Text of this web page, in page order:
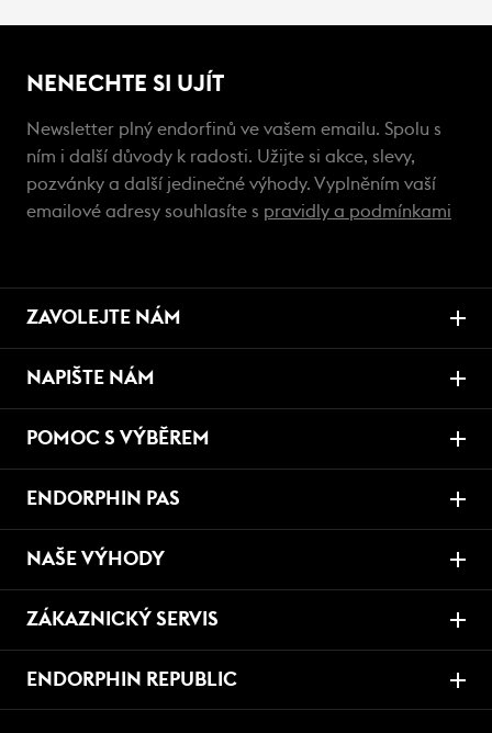
NENECHTE SI UJÍT
Newsletter plný endorfinů ve vašem emailu. Spolu s
ním i další důvody k radosti. Užijte si akce, slevy,
pozvánky a další jedinečné výhody. Vyplněním vaší
emailové adresy souhlasíte s pravidly a podmínkami
ZAVOLEJTE NÁM
NAPIŠTE NÁM
POMOC S VÝBĚREM
ENDORPHIN PAS
NAŠE VÝHODY
ZÁKAZNICKÝ SERVIS
ENDORPHIN REPUBLIC